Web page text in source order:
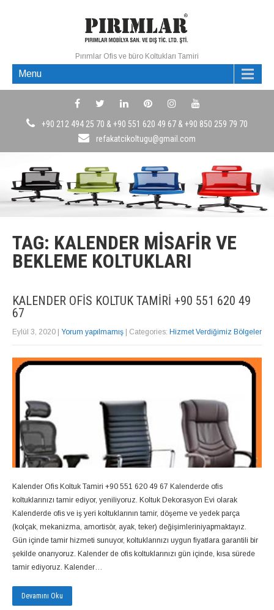
Pırımlar Ofis ve büro Koltukları Tamiri
Menu
+90 212 494 25 70 & +90 551 620 49 67 & +90 850 259 79 70
refakatcikoltugu@gmail.com
TAG: KALENDER MISAFIR VE
BEKLEME KOLTUKLARI
KALENDER OFIS KOLTUK TAMIRI +90 551 620 49
67
Eylül 3, 2020 | Yorum yapılmamış | Categories: Hizmet Verdiğimiz Bölgeler
Kalender Ofis Koltuk Tamiri +90 551 620 49 67 Kalenderde ofis
koltuklarınızı tamir ediyor, yeniliyoruz. Koltuk Dekorasyon Evi olarak
Kalenderde ofis ve iş yeri koltuklarının tamir, döşeme ve yedek parça
(kolçak, mekanizma, amortisör, ayak, teker) değişimleriniyapmaktayız.
Gün içinde tamir hizmeti sunuyor, koltuklarınızı uygun fiyatlara garantili bir
şekilde onarıyoruz. Kalender de ofis koltuklarınızı gün içinde, kısa sürede
tamir ediyoruz. Kalender…
Devamını Oku